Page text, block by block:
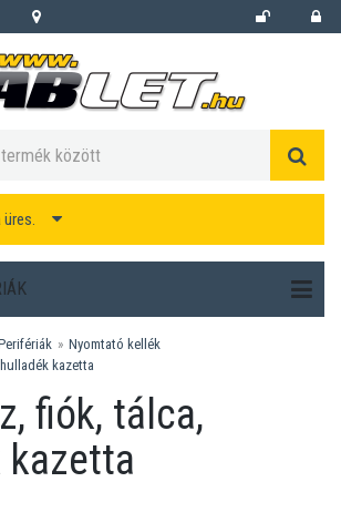
Nyomtató kellék
kazetta
fiók, tálca,
kazetta